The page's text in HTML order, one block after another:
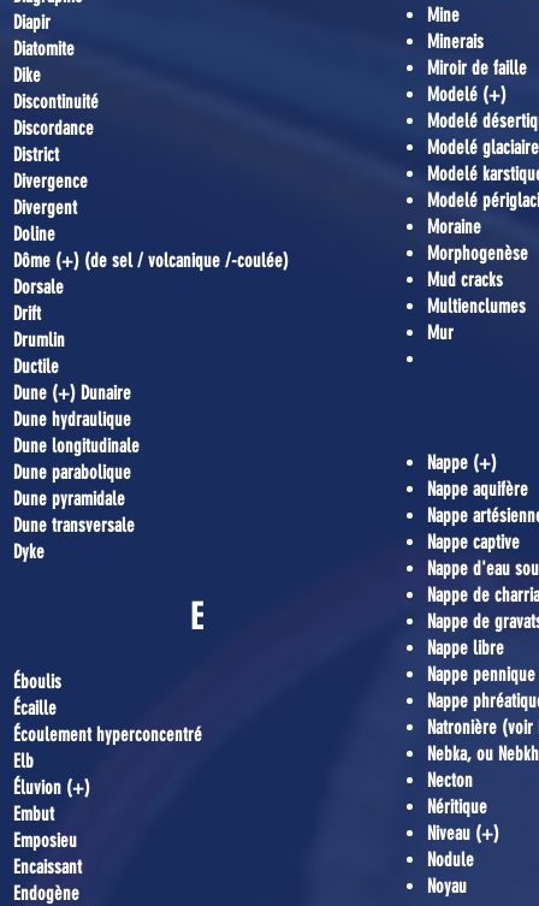
Diapir
Diatomite
Dike
Discontinuité
Discordance
District
Divergence
Divergent
Doline
Dôme (+) (de sel / volcanique /-coulée)
Dorsale
Drift
Drumlin
Ductile
Dune (+) Dunaire
Dune hydraulique
Dune longitudinale
Dune parabolique
Dune pyramidale
Dune transversale
Dyke
E
Éboulis
Écaille
Écoulement hyperconcentré
Elb
Éluvion (+)
Embut
Emposieu
Encaissant
Endogène
Mine
Minerais
Miroir de faille
Modelé (+)
Modelé
Modelé glaciaire
Modelé
Modelé
Moraine
Morphogenèse
Mud cracks
Multienclumes
Mur
Nappe (+)
Nappe aquifère
Nappe
Nappe captive
Nappe d'eau
Nappe de
Nappe de
Nappe libre
Nappe pennique
Nappe
Natronière (voir
Nebka, ou
Necton
Néritique
Niveau (+)
Nodule
Noyau